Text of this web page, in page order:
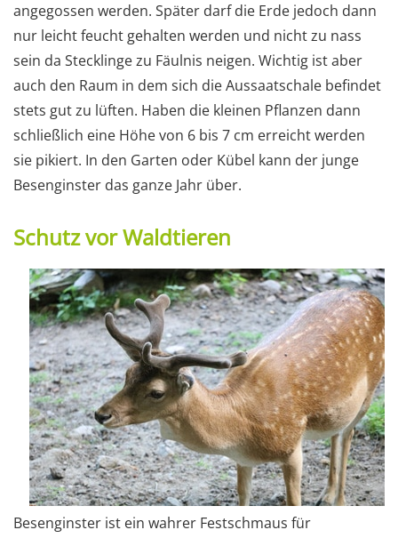
angegossen werden. Später darf die Erde jedoch dann
nur leicht feucht gehalten werden und nicht zu nass
sein da Stecklinge zu Fäulnis neigen. Wichtig ist aber
auch den Raum in dem sich die Aussaatschale befindet
stets gut zu lüften. Haben die kleinen Pflanzen dann
schließlich eine Höhe von 6 bis 7 cm erreicht werden
sie pikiert. In den Garten oder Kübel kann der junge
Besenginster das ganze Jahr über.
Schutz vor Waldtieren
Besenginster ist ein wahrer Festschmaus für